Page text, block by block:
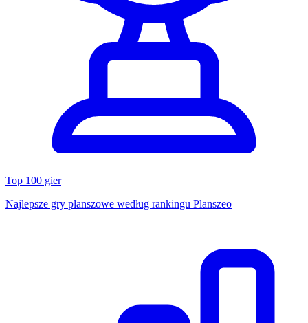
Top 100 gier
Najlepsze gry planszowe według rankingu Planszeo